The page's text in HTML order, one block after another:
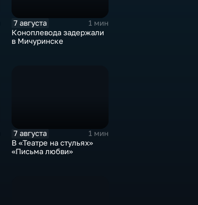
7 августа
1 мин
Коноплевода задержали
в Мичуринске
7 августа
1 мин
В «Театре на стульях»
«Письма любви»